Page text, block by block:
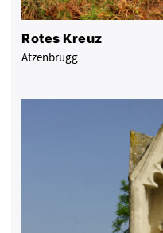
Rotes Kreuz
Atzenbrugg